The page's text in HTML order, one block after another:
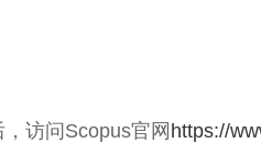
访问Scopus官网https://